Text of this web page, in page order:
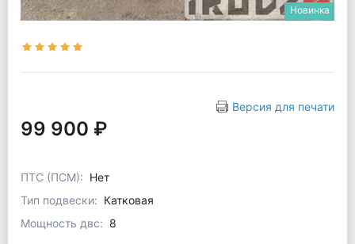
Новинка
Версия для печати
99 900 ₽
ПТС (ПСМ): Нет
Тип подвески: Катковая
Мощность двс: 8